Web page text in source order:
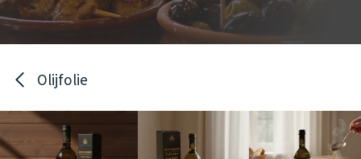
Olijfolie